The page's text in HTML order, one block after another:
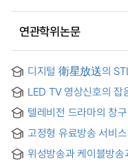
연관학위논문
디지털 衛星放送의
比較 = (A)
Performance in
Broadcasting
LED TV 영상신호의 잡
텔레비전 드라마의 창
study on
television networks,
고정형 유료방송 서비
Qualitative study for
of a fixed pay TV
위성방송과 케이블방